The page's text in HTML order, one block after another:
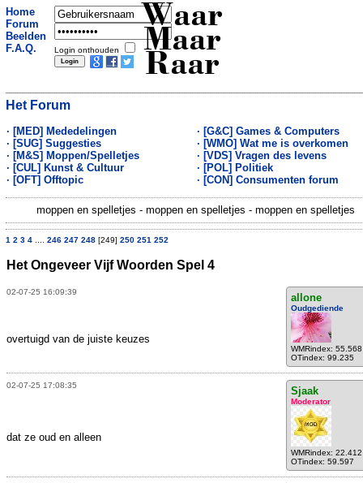
Home
Forum
Beelden
F.A.Q.
Login onthouden
Waar
Maar
Raar
Het Forum
· [MED] Mededelingen
· [SUG] Suggesties
· [M&S] Moppen/Spelletjes
· [CUL] Kunst & Cultuur
· [OFT] Offtopic
· [G&C] Games & Computers
· [WMO] Wat me is overkomen
· [VDS] Vragen des levens
· [POL] Politiek
· [CON] Consumenten forum
moppen en spelletjes - moppen en spelletjes - moppen en spelletjes
1 2 3 4 246 247 248 [249] 250 251 252
Het Ongeveer Vijf Woorden Spel 4
02-07-25 16:09:39 allone
Oudgediende
WMRindex: 55.568
OTindex: 99.235
overtuigd van de juiste keuzes
02-07-25 17:08:35 Sjaak
Moderator
WMRindex: 22.412
OTindex: 59.597
dat ze oud en alleen